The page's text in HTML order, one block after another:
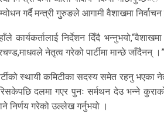
गर्दै मन्त्री गुुरुङले आगामी वैशाखमा
कार्यकर्तालाई निर्देशन दिँदै
नेतृत्व गरेको पार्टीमा मान्छे जाँदैनन् ।”
स्थायी कमिटीका सदस्य समेत रहनु भएका
दलमा गएर पुनः सर्मथन देउ भन्ने
निर्णय गरेको उल्लेख गर्नुभयो ।